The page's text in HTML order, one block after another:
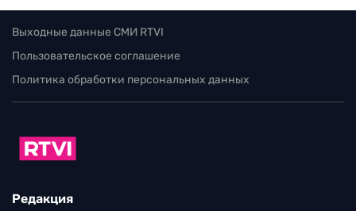
Выходные данные СМИ RTVI
Пользовательское соглашение
Политика обработки персональных данных
Редакция